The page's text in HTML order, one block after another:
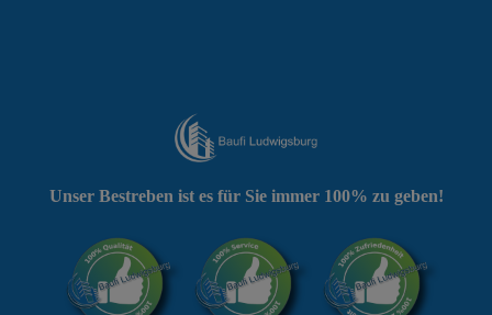
Unser Bestreben ist es für Sie immer 100% zu geben!